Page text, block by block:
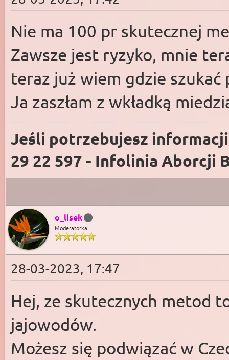
Nie ma 100 pr skutecznej
Zawsze jest ryzyko, mnie
teraz już wiem gdzie
Ja zaszłam z wkładką
Jeśli potrzebujesz
29 22 597 - Infolinia Aborcji
o_lisek
Moderatorka
28-03-2023, 17:47
Hej, ze skutecznych metod
jajowodów.
Możesz się podwiązać w